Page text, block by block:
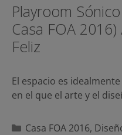
Playroom
Casa FOA
Feliz
El espacio es
en el que el arte y el
Categorías
Casa FOA 2016,